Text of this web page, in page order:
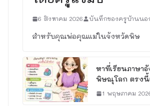
6 สิงหาคม 2026 บันทึกของครูบ้านนอ
สำหรับคุณพ่อคุณแม่ในจังหวัดพิษ
หาที่เรียนภาษา
พิษณุโลก ตรงนี้
1 พฤษภาคม